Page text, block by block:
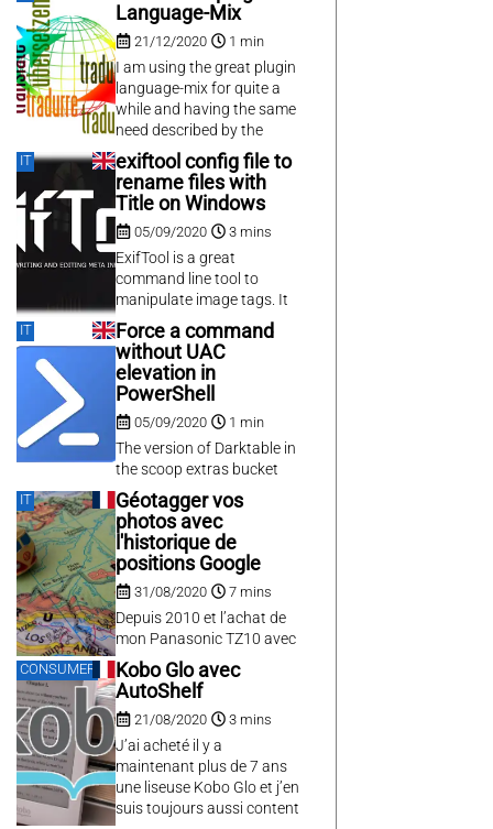
android TV Remote 2 qui
comporte toutes les
fonctions qui
m’intéressent. L’occasion
de mettre...
already some blog posts
about it. Today I pushed a
pull request to the
Domoticz GitHub to add
two features I was missing
:
Language-Mix
21/12/2020 1 min
I am using the great plugin
language-mix for quite a
while and having the same
need described by the
author the feature request
“Group posts / show only
the primary article“. Even if
polylang pro has a feature
to overcome this, I was not
happy with buying the
license for...
IT
exiftool config file to
rename files with
Title on Windows
05/09/2020 3 mins
ExifTool is a great
command line tool to
manipulate image tags. It
is also capable of
renaming files with any
tag, but is not able to write
files if the new filename is
not compliant to the
filesystem. As I want to
use the title of my photo in
the...
IT
Force a command
without UAC
elevation in
PowerShell
05/09/2020 1 min
The version of Darktable in
the scoop extras bucket
was very old, because of
the new exe file
distribution. I wanted to
improve that. One of the
biggest problem was to
get rid of the UAC elevation
asked by the NSIS
installation script, which
was quite useless with the
use...
IT
Géotagger vos
photos avec
l'historique de
positions Google
31/08/2020 7 mins
Depuis 2010 et l’achat de
mon Panasonic TZ10 avec
GPS intégré j’ai pris
l’habitude des photos de
vacances géotagguées et
je trouve ça très agréable
et pratique.
Malheureusement les
appareils photos sont
assez peu nombreux à
CONSUMER
Kobo Glo avec
AutoShelf
21/08/2020 3 mins
J’ai acheté il y a
maintenant plus de 7 ans
une liseuse Kobo Glo et j’en
suis toujours aussi content